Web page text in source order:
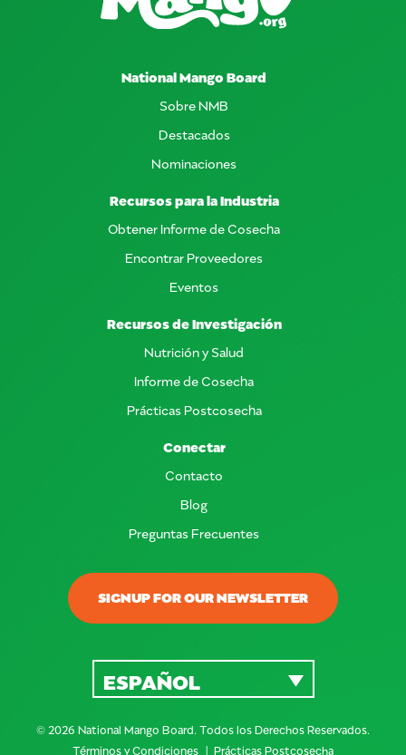
SIGNUP FOR OUR NEWSLETTER
National Mango Board
Sobre NMB
Destacados
Nominaciones
Recursos para la Industria
Obtener Informe de Cosecha
Encontrar Proveedores
Eventos
Recursos de Investigación
Nutrición y Salud
Informe de Cosecha
Prácticas Postcosecha
Conectar
Contacto
Blog
Preguntas Frecuentes
© 2026 National Mango Board. Todos los Derechos Reservados.
Términos y Condiciones
Prácticas Postcosecha
ESPAÑOL